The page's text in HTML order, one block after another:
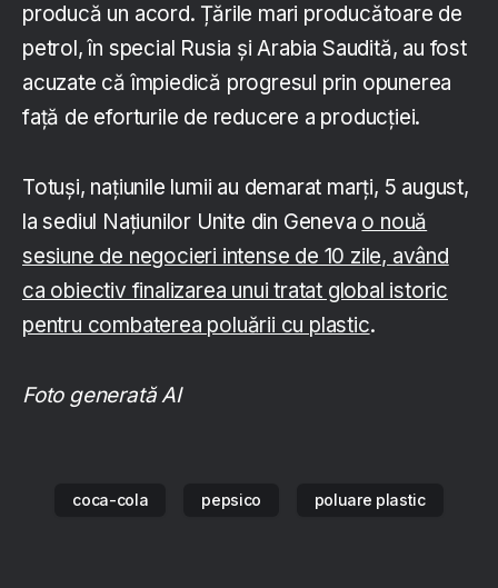
producă un acord. Țările mari producătoare de
petrol, în special Rusia și Arabia Saudită, au fost
acuzate că împiedică progresul prin opunerea
față de eforturile de reducere a producției.
Totuși, națiunile lumii au demarat marți, 5 august,
la sediul Națiunilor Unite din Geneva o nouă
sesiune de negocieri intense de 10 zile, având
ca obiectiv finalizarea unui tratat global istoric
pentru combaterea poluării cu plastic.
Foto generată AI
coca-cola pepsico poluare plastic